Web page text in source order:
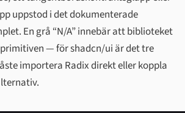
uppstod i det dokumenterade
En grå “N/A” innebär att biblioteket
— för shadcn/ui är det tre
importera Radix direkt eller koppla